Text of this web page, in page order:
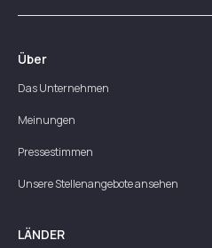
Über
Das Unternehmen
Meinungen
Pressestimmen
Unsere Stellenangebote ansehen
LÄNDER